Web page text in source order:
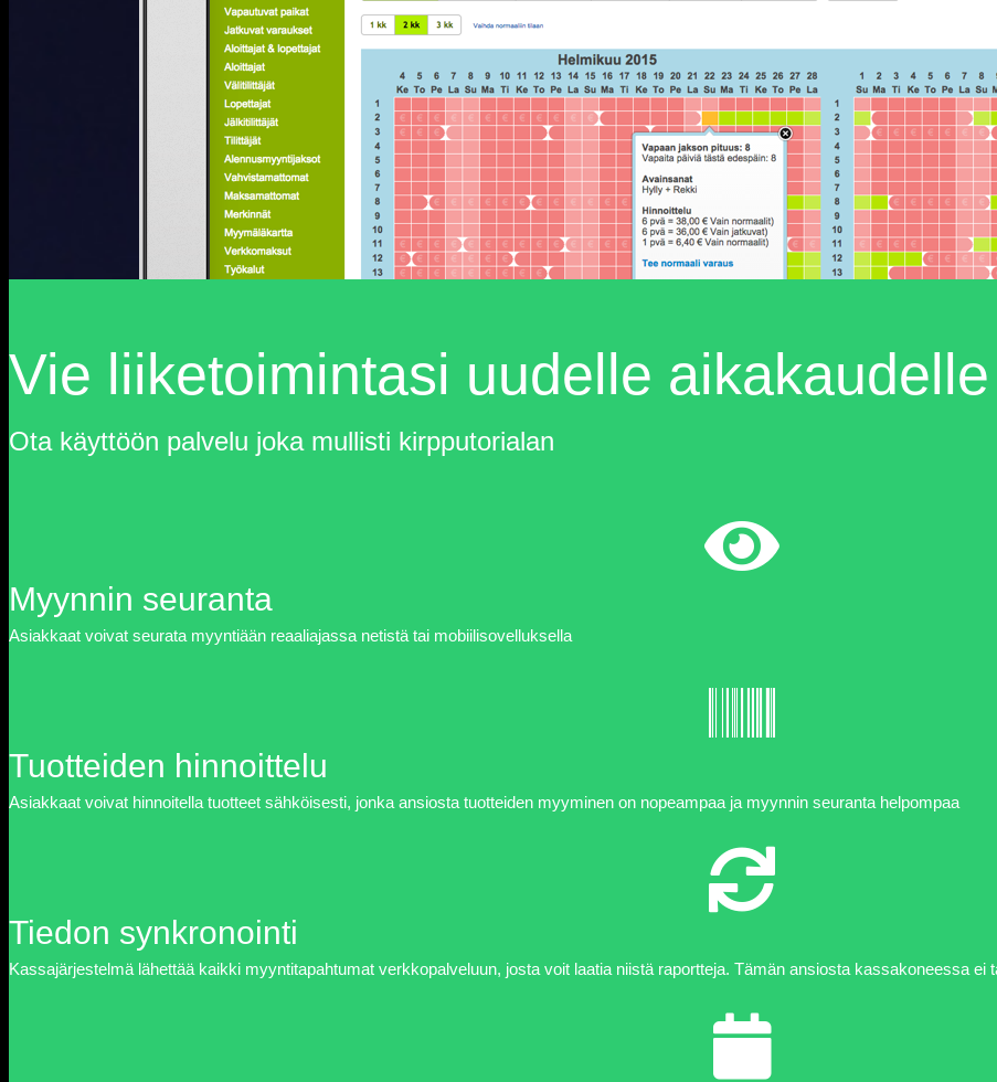
Vie liiketoimintasi uudelle aikakaudelle
Ota käyttöön palvelu joka mullisti kirpputorialan
Myynnin seuranta
Asiakkaat voivat seurata myyntiään reaaliajassa netistä tai mobiilisovelluksella
Tuotteiden hinnoittelu
Asiakkaat voivat hinnoitella tuotteet sähköisesti, jonka ansiosta tuotteiden myyminen on nopeampaa ja myynnin seuranta helpompaa
Tiedon synkronointi
Kassajärjestelmä lähettää kaikki myyntitapahtumat verkkopalveluun, josta voit laatia niistä raportteja. Tämän ansiosta kassakoneessa ei